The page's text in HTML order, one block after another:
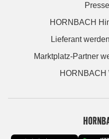
HORNBACH
Lieferant
Marktplatz-Partner
HORNBACH